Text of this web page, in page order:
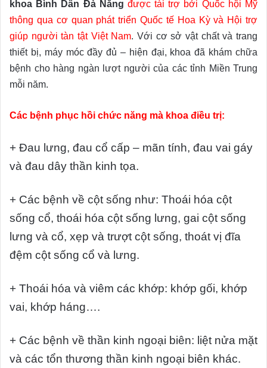
khoa Bình Dân Đà Nẵng được tài trợ bởi Quốc hội Mỹ
thông qua cơ quan phát triển Quốc tế Hoa Kỳ và Hội trợ
giúp người tàn tật Việt Nam. Với cơ sở vật chất và trang
thiết bị, máy móc đầy đủ – hiện đại, khoa đã khám chữa
bệnh cho hàng ngàn lượt người của các tỉnh Miền Trung
mỗi năm.
Các bệnh phục hồi chức năng mà khoa điều trị:
+ Đau lưng, đau cổ cấp – mãn tính, đau vai gáy
và đau dây thần kinh tọa.
+ Các bệnh về cột sống như: Thoái hóa cột
sống cổ, thoái hóa cột sống lưng, gai cột sống
lưng và cổ, xẹp và trượt cột sống, thoát vị đĩa
đệm cột sống cổ và lưng.
+ Thoái hóa và viêm các khớp: khớp gối, khớp
vai, khớp háng….
+ Các bệnh về thần kinh ngoại biên: liệt nửa mặt
và các tổn thương thần kinh ngoại biên khác.